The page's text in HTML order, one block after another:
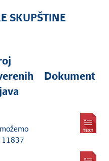
SKUPŠTINE
Dokument